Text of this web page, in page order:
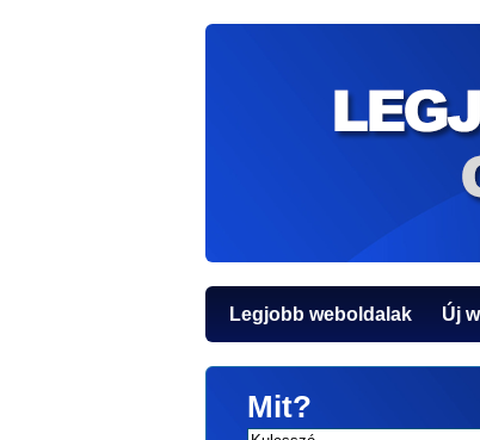
Legjobb weboldalak Új
Mit?